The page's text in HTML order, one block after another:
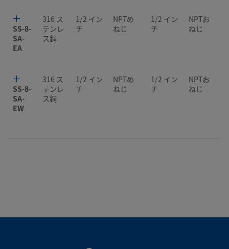
SS-8-
SA-
EA
316 ス
テンレ
ス鋼
1/2 イン
チ
NPTめ
ねじ
1/2 イン
チ
NPTお
ねじ
SS-8-
SA-
EW
316 ス
テンレ
ス鋼
1/2 イン
チ
NPTめ
ねじ
1/2 イン
チ
NPTお
ねじ